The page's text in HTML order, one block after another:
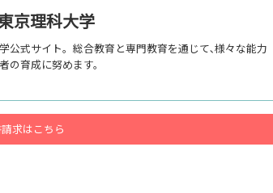
京理科大学
公式サイト。総合教育と専門教育を通じて､様々な能力
の育成に努めます。
求はこちら